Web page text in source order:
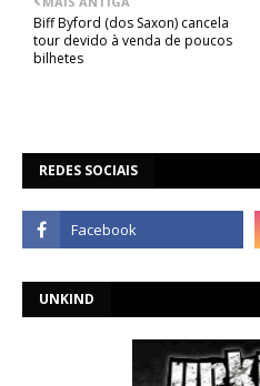
Biff Byford (dos Saxon) cancela
tour devido à venda de poucos
bilhetes
REDES SOCIAIS
UNKIND